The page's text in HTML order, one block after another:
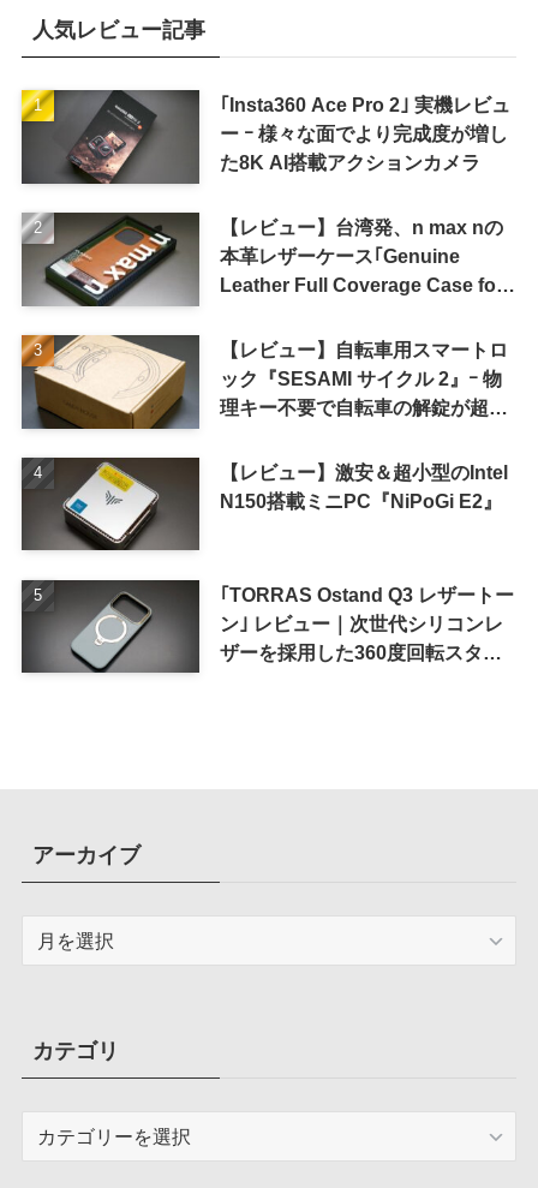
人気レビュー記事
｢Insta360 Ace Pro 2｣ 実機レビュ
ー ｰ 様々な面でより完成度が増し
た8K AI搭載アクションカメラ
【レビュー】台湾発、n max nの
本革レザーケース｢Genuine
Leather Full Coverage Case for
【レビュー】自転車用スマートロ
ック『SESAMI サイクル 2』ｰ 物
理キー不要で自転車の解錠が超簡
【レビュー】激安＆超小型のIntel
N150搭載ミニPC『NiPoGi E2』
｢TORRAS Ostand Q3 レザートー
ン｣ レビュー｜次世代シリコンレ
ザーを採用した360度回転スタン
アーカイブ
ブカテゴリ